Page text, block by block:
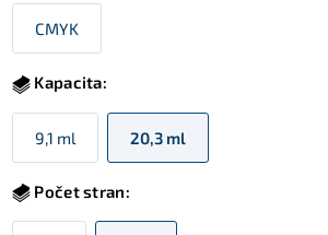
CMYK
Kapacita:
9,1 ml 20,3 ml
Počet stran: